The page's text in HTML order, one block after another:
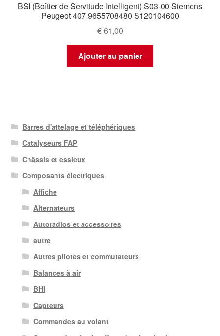
BSI (Boîtier de Servitude Intelligent) S03-00 Siemens
Peugeot 407 9655708480 S120104600
€61,00
Ajouter au panier
Barres d'attelage et téléphériques
Catalyseurs FAP
Châssis et essieux
Composants électriques
Affiche
Alternateurs
Autoradios et accessoires
autre
Autres pilotes et commutateurs
Balances à air
BHI
Capteurs
Commandes au volant